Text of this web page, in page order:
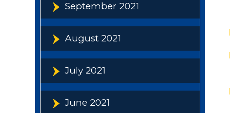
September 2021
August 2021
July 2021
June 2021